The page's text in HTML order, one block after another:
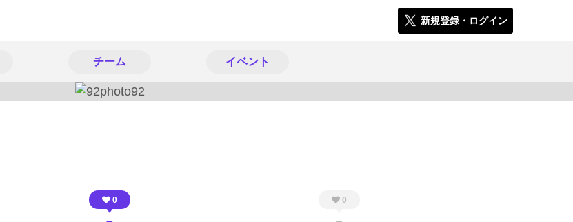
新規登録・ログイン
チーム イベント
0 0